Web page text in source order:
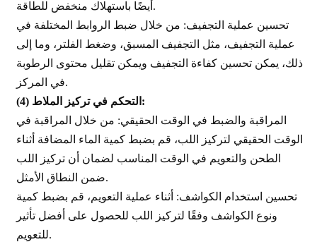
أيضًا باستهلاك منخفض للطاقة.
تحسين عملية التجفيف: من خلال ضبط الروابط المختلفة في
عملية التجفيف، مثل التجفيف المسبق، وضغط الفلتر، وما إلى
ذلك، يمكن تحسين كفاءة التجفيف ويمكن تقليل محتوى الرطوبة
في المركز.
(4)
التحكم في تركيز الملاط:
المراقبة والضبط في الوقت الحقيقي: من خلال المراقبة في
الوقت الحقيقي لتركيز اللب، قم بضبط كمية الماء المضافة أثناء
الطحن والتعويم في الوقت المناسب لضمان أن تركيز اللب
ضمن النطاق الأمثل.
تحسين استخدام الكواشف: أثناء عملية التعويم، قم بضبط كمية
ونوع الكواشف وفقًا لتركيز اللب للحصول على أفضل تأثير
للتعويم.